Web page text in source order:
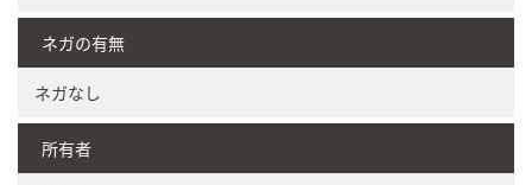
ネガの有無
ネガなし
所有者